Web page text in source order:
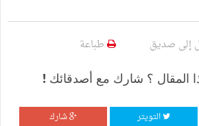
إلى صديق طباعة
المقال ؟ شارك مع أصدقائك !
التويتر شارك